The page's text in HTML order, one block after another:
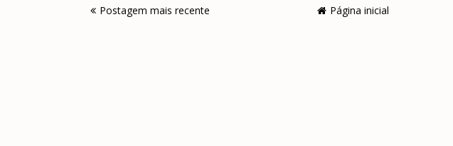
Postagem mais recente Página inicial